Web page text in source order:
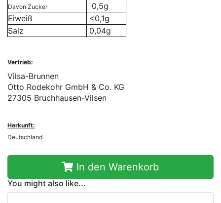
Davon Zucker
0,5g
Eiweiß
<0,1g
Salz
0,04g
Vertrieb:
Vilsa-Brunnen
Otto Rodekohr GmbH & Co. KG
27305 Bruchhausen-Vilsen
Herkunft:
Deutschland
In den Warenkorb
You might also like...